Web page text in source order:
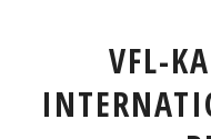
VFL-